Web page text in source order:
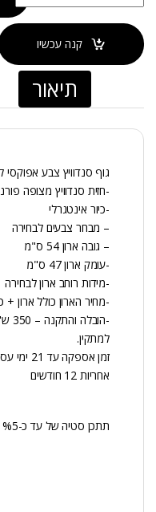
קנה עכשיו
תיאור
גוף סנדוויץ צבע אפוקסי
-חזית סנדוויץ מצופה
-כיור אינטגרלי
– מבחר צבעים לבחירה
– גובה ארון 54 ס"מ
-עומק ארון 47 ס"מ
-מידות רוחב ארון לבחירה
-מחיר הארון כולל ארון
למתקין.
זמן אספקה עד 21 ימי עסקים
אחריות 12 חודשים
תתכן סטיה של עד כ-%5 במידות וצבע הארון. ט.ל.ח